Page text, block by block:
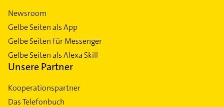
Newsroom
Gelbe Seiten als App
Gelbe Seiten für Messenger
Gelbe Seiten als Alexa Skill
Unsere Partner
Kooperationspartner
Das Telefonbuch